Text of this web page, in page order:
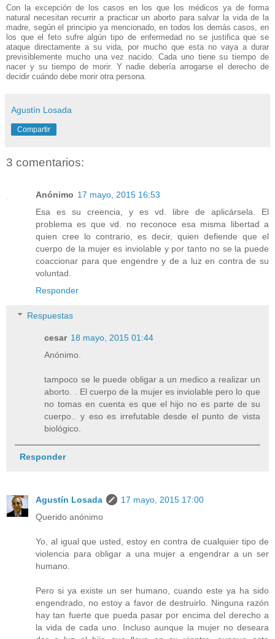
Con la excepción de los casos en los que los médicos ya de forma
natural necesitan recurrir a practicar un aborto para salvar la vida de la
madre, según el principio ya mencionado, en todos los demás casos, en
los que el feto sufre algún tipo de enfermedad no se justifica que se
ataque directamente a su vida, por mucho que esta no vaya a durar
previsiblemente mucho una vez nacido. Cada uno tiene su tiempo de
nacer y su tiempo de morir. Y nadie debería arrogarse el derecho de
decidir cuándo debe morir otra persona.
Agustín Losada
Compartir
3 comentarios:
Anónimo 17 mayo, 2015 16:53
Esa es su creencia, y es vd. libre de aplicársela. El
problema es que vd. no reconoce esa misma libertad a
quien cree lo contrario, es decir, quien defiende que el
cuerpo de la mujer es inviolable y por tanto no se la puede
coaccionar para que engendre y de a luz en contra de su
voluntad.
Responder
Respuestas
cesar 18 mayo, 2015 01:44
Anónimo.
tampoco se le puede obligar a un medico a realizar un
aborto. . El cuerpo de la mujer es inviolable pero lo que
no tomas en cuenta es que el hijo no es parte de su
cuerpo.. y eso es irrefutable desde el punto de vista
biológico.
Responder
Agustín Losada
17 mayo, 2015 17:00
Querido anónimo
Yo, al igual que usted, estoy en contra de cualquier tipo de
violencia para obligar a una mujer a engendrar a un ser
humano.
Pero si ya existe un ser humano, cuando este ya ha sido
engendrado, no estoy a favor de destruirlo. Ninguna razón
hay tan fuerte que pueda pasar por encima del derecho a
la vida de cada uno. Incluso aunque la mujer no deseara